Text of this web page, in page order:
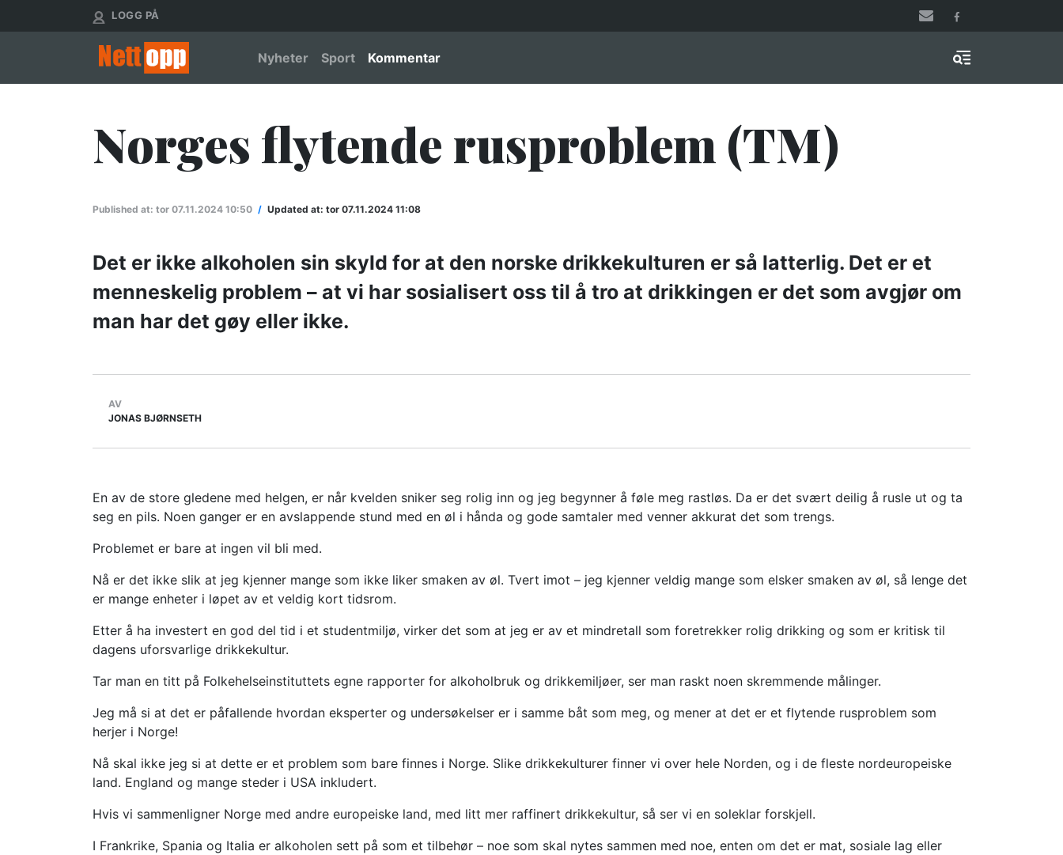
til
User account menu
LOGG PÅ
Main navigation
Nyheter Sport Kommentar
Menu & Search
Norges flytende rusproblem (TM)
Published at: tor 07.11.2024 10:50 / Updated at: tor 07.11.2024 11:08
Det er ikke alkoholen sin skyld for at den norske drikkekulturen er så latterlig. Det er et
menneskelig problem – at vi har sosialisert oss til å tro at drikkingen er det som avgjør om
man har det gøy eller ikke.
AV
JONAS BJØRNSETH
En av de store gledene med helgen, er når kvelden sniker seg rolig inn og jeg begynner å føle meg rastløs. Da er det svært deilig å rusle ut og ta
seg en pils. Noen ganger er en avslappende stund med en øl i hånda og gode samtaler med venner akkurat det som trengs.
Problemet er bare at ingen vil bli med.
Nå er det ikke slik at jeg kjenner mange som ikke liker smaken av øl. Tvert imot – jeg kjenner veldig mange som elsker smaken av øl, så lenge det
er mange enheter i løpet av et veldig kort tidsrom.
Etter å ha investert en god del tid i et studentmiljø, virker det som at jeg er av et mindretall som foretrekker rolig drikking og som er kritisk til
dagens uforsvarlige drikkekultur.
Tar man en titt på Folkehelseinstituttets egne rapporter for alkoholbruk og drikkemiljøer, ser man raskt noen skremmende målinger.
Jeg må si at det er påfallende hvordan eksperter og undersøkelser er i samme båt som meg, og mener at det er et flytende rusproblem som
herjer i Norge!
Nå skal ikke jeg si at dette er et problem som bare finnes i Norge. Slike drikkekulturer finner vi over hele Norden, og i de fleste nordeuropeiske
land. England og mange steder i USA inkludert.
Hvis vi sammenligner Norge med andre europeiske land, med litt mer raffinert drikkekultur, så ser vi en soleklar forskjell.
I Frankrike, Spania og Italia er alkoholen sett på som et tilbehør – noe som skal nytes sammen med noe, enten om det er mat, sosiale lag eller